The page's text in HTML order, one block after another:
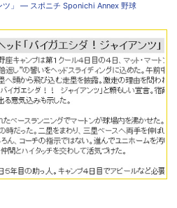
ツ」 ― スポニチ Sponichi Annex 野球